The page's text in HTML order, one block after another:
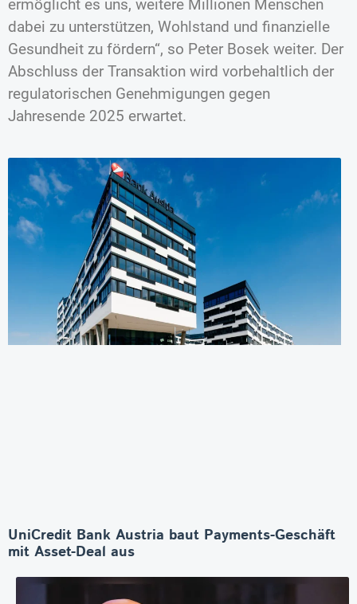
ermöglicht es uns, weitere Millionen Menschen
dabei zu unterstützen, Wohlstand und finanzielle
Gesundheit zu fördern“, so Peter Bosek weiter. Der
Abschluss der Transaktion wird vorbehaltlich der
regulatorischen Genehmigungen gegen
Jahresende 2025 erwartet.
UniCredit Bank Austria baut Payments-Geschäft
mit Asset-Deal aus